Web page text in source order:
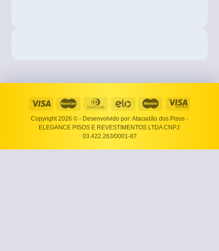
Copyright 2026 © - Desenvolvido por: Atacadão dos Pisos -
ELEGANCE PISOS E REVESTIMENTOS LTDA CNPJ:
03.422.263/0001-87